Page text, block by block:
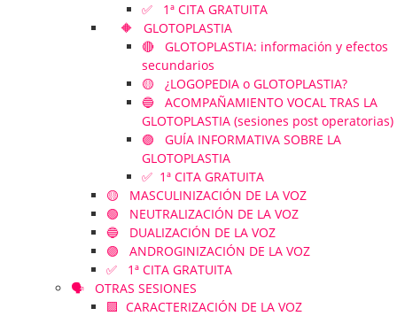
✅ 1ª CITA GRATUITA
🔶 GLOTOPLASTIA
🔴 GLOTOPLASTIA: información y efectos
secundarios
🟡 ¿LOGOPEDIA o GLOTOPLASTIA?
🔵 ACOMPAÑAMIENTO VOCAL TRAS LA
GLOTOPLASTIA (sesiones post operatorias)
🟣 GUÍA INFORMATIVA SOBRE LA
GLOTOPLASTIA
✅ 1ª CITA GRATUITA
🟡 MASCULINIZACIÓN DE LA VOZ
🟢 NEUTRALIZACIÓN DE LA VOZ
🔵 DUALIZACIÓN DE LA VOZ
🟣 ANDROGINIZACIÓN DE LA VOZ
✅ 1ª CITA GRATUITA
🗣️ OTRAS SESIONES
🟪 CARACTERIZACIÓN DE LA VOZ